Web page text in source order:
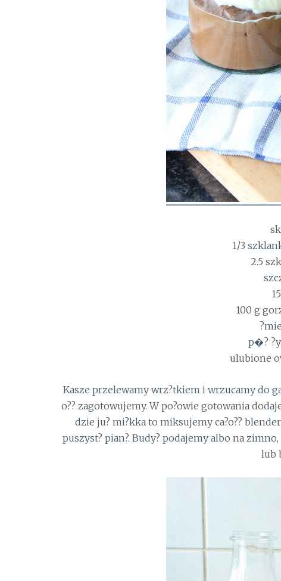
1/3
2.5
100 g
p�?
ulubione
Kasze przelewamy wrz?tkiem i wrzucamy do
o?? zagotowujemy. W po?owie gotowania
dzie ju? mi?kka to miksujemy ca?o??
puszyst? pian?. Budy? podajemy albo na
lub